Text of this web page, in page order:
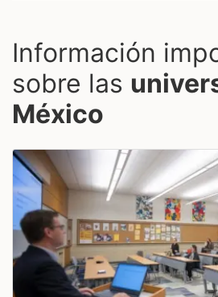
Información
sobre las
México